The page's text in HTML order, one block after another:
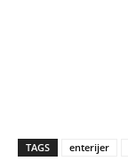
TAGS enterijer